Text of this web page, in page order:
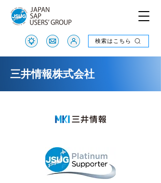
検索はこちら
検索はこちら
三井情報株式会社